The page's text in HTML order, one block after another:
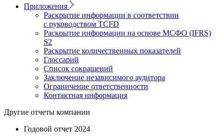
Приложения
Раскрытие информации в соответствии
с руководством TCFD
Раскрытие информации на основе МСФО (IFRS)
S2
Раскрытие количественных показателей
Глоссарий
Список сокращений
Заключение независимого аудитора
Ограничение ответственности
Контактная информация
Другие отчеты компании
Годовой отчет 2024